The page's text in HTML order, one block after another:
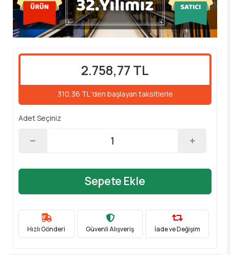
2.758,77 TL
310,36 TL 'den başlayan taksitlerle
Adet Seçiniz
Sepete Ekle
Hızlı Gönderi Güvenli Alışveriş İade ve Değişim